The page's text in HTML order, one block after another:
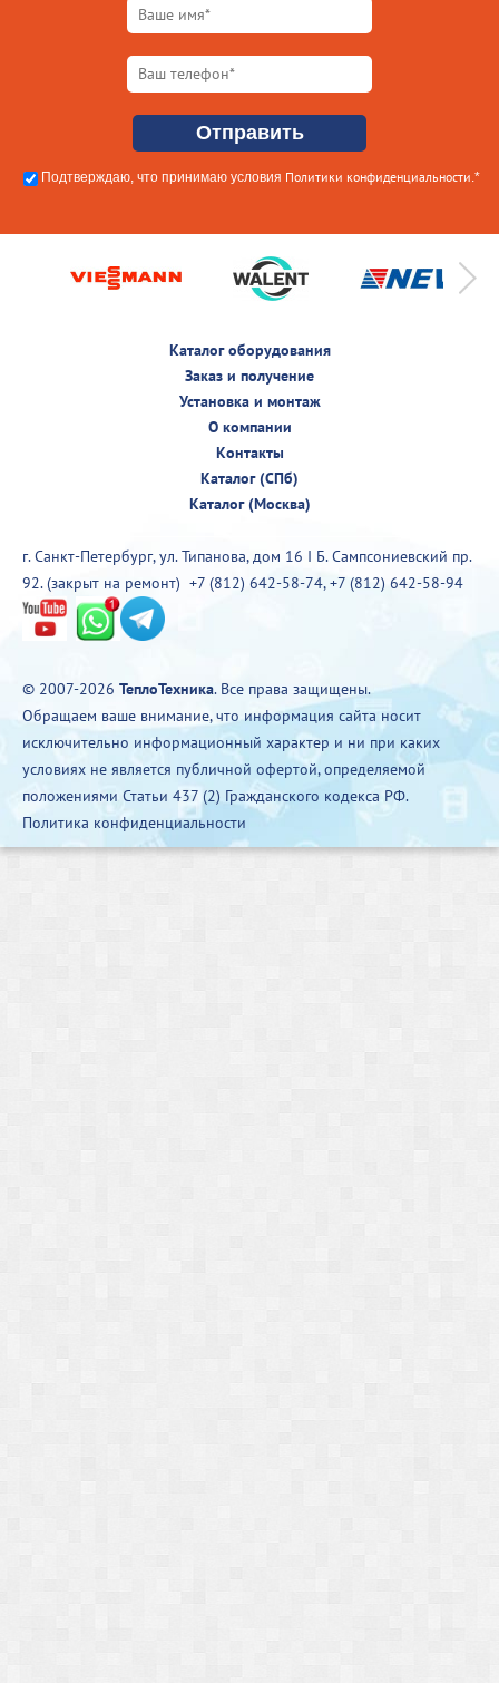
Подтверждаю, что принимаю условия Политики конфиденциальности.*
Каталог оборудования
Заказ и получение
Установка и монтаж
О компании
Контакты
Каталог (СПб)
Каталог (Москва)
г. Санкт-Петербург, ул. Типанова, дом 16 I Б. Сампсониевский пр.
92. (закрыт на ремонт) +7 (812) 642-58-74,+7 (812) 642-58-94
© 2007-2026 ТеплоТехника. Все права защищены.
Обращаем ваше внимание, что информация сайта носит
исключительно информационный характер и ни при каких
условиях не является публичной офертой, определяемой
положениями Статьи 437 (2) Гражданского кодекса РФ.
Политика конфиденциальности